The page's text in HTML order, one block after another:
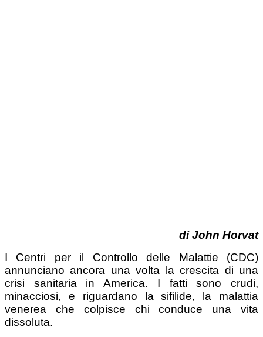
di John Horvat
I Centri per il Controllo delle Malattie (CDC)
annunciano ancora una volta la crescita di una
crisi sanitaria in America. I fatti sono crudi,
minacciosi, e riguardano la sifilide, la malattia
venerea che colpisce chi conduce una vita
dissoluta.